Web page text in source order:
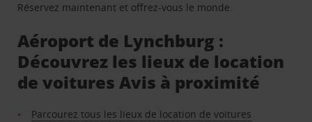
Réservez maintenant et offrez-vous le monde.
Aéroport de Lynchburg :
Découvrez les lieux de location
de voitures Avis à proximité
Parcourez tous les lieux de location de voitures